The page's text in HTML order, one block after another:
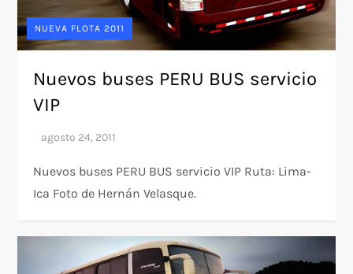
NUEVA FLOTA 2011
Nuevos buses PERU BUS servicio
VIP
Nuevos buses PERU BUS servicio VIP Ruta: Lima-
Ica Foto de Hernán Velasque.